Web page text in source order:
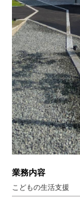
業務内容
こどもの生活支援